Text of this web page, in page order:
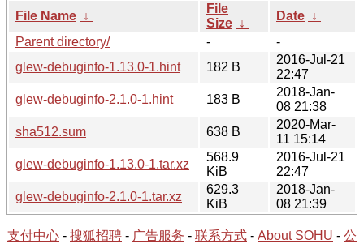
File Name ↓
File
Size ↓
Date ↓
Parent directory/
-
-
glew-debuginfo-1.13.0-1.hint
182 B
2016-Jul-21
22:47
glew-debuginfo-2.1.0-1.hint
183 B
2018-Jan-
08 21:38
sha512.sum
638 B
2020-Mar-
11 15:14
glew-debuginfo-1.13.0-1.tar.xz
568.9
KiB
2016-Jul-21
22:47
glew-debuginfo-2.1.0-1.tar.xz
629.3
KiB
2018-Jan-
08 21:39
支付中心 - 搜狐招聘 - 广告服务 - 联系方式 - About SOHU - 公